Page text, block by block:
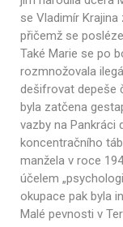
se Vladimír
přičemž se
Také Marie se po
rozmnožovala
dešifrovat depeše
byla zatčena
vazby na Pankráci
koncentračního
manžela v roce
účelem
okupace pak byla
Malé pevnosti v